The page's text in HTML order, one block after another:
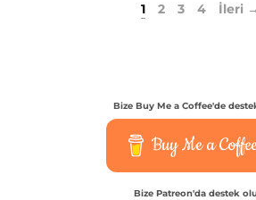
1 2 3 4 İleri →
Bize Buy Me a Coffee'de
Buy Me a
Bize Patreon'da destek